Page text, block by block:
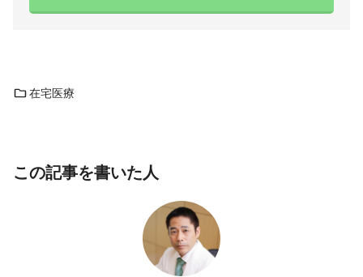
在宅医療
この記事を書いた人